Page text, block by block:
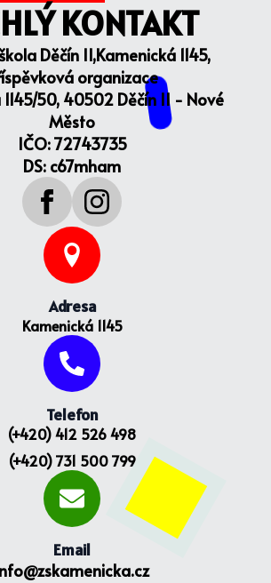
KONTAKT
Děčín II,Kamenická 1145,
organizace
50, 40502 Děčín II - Nové
Město
IČO: 72743735
DS: c67mham
Adresa
Kamenická 1145
Telefon
(+420) 412 526 498
(+420) 731 500 799
Email